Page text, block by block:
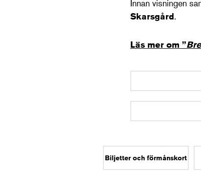
Innan visningen
Skarsgård.
Läs mer om ”
Biljetter och förmånskort